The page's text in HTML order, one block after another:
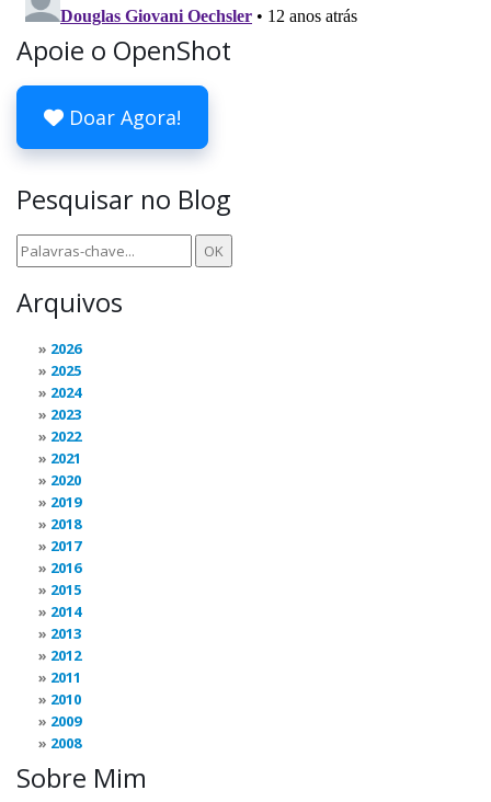
Apoie o OpenShot
Doar Agora!
Pesquisar no Blog
Arquivos
2026
2025
2024
2023
2022
2021
2020
2019
2018
2017
2016
2015
2014
2013
2012
2011
2010
2009
2008
Sobre Mim